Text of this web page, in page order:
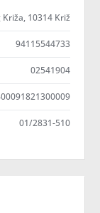
Križa, 10314 Križ
94115544733
02541904
01/2831-510